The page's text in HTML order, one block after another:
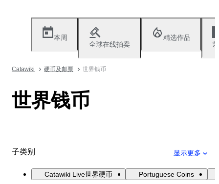
本周
全球在线拍卖
精选作品
Catawiki 硬币及邮票 世界钱币
世界钱币
子类别 显示更多
Catawiki Live世界硬币 Portuguese Coins